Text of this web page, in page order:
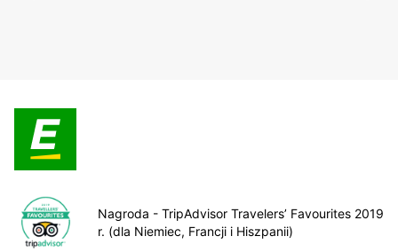
Nagroda - TripAdvisor Travelers’ Favourites 2019
r. (dla Niemiec, Francji i Hiszpanii)